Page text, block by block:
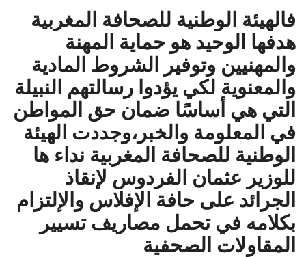
فالهيئة الوطنية للصحافة المغربية
هدفها الوحيد هو حماية المهنة
والمهنيين وتوفير الشروط المادية
والمعنوية لكي يؤدوا رسالتهم النبيلة
التي هي أساسًا ضمان حق المواطن
في المعلومة والخبر،وجددت الهيئة
الوطنية للصحافة المغربية نداء ها
للوزير عثمان الفردوس لإنقاذ
الجرائد على حافة الإفلاس والإلتزام
بكلامه في تحمل مصاريف تسيير
المقاولات الصحفية